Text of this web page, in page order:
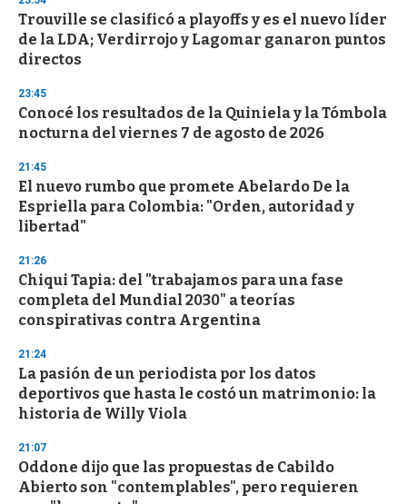
d
s
o
f
3
s
e
c
o
d
s
Trouville se clasificó a playoffs y es el nuevo líder
de la LDA; Verdirrojo y Lagomar ganaron puntos
directos
23:45
Conocé los resultados de la Quiniela y la Tómbola
nocturna del viernes 7 de agosto de 2026
21:45
El nuevo rumbo que promete Abelardo De la
Espriella para Colombia: "Orden, autoridad y
libertad"
21:26
Chiqui Tapia: del "trabajamos para una fase
completa del Mundial 2030" a teorías
conspirativas contra Argentina
21:24
La pasión de un periodista por los datos
deportivos que hasta le costó un matrimonio: la
historia de Willy Viola
21:07
Oddone dijo que las propuestas de Cabildo
Abierto son "contemplables", pero requieren